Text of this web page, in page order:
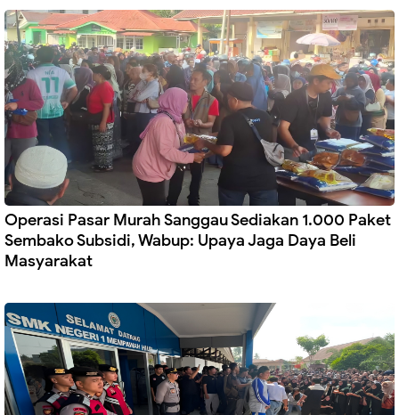
Operasi Pasar Murah Sanggau Sediakan 1.000 Paket
Sembako Subsidi, Wabup: Upaya Jaga Daya Beli
Masyarakat